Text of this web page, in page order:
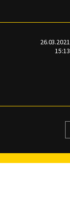
26.03.2021
15:13